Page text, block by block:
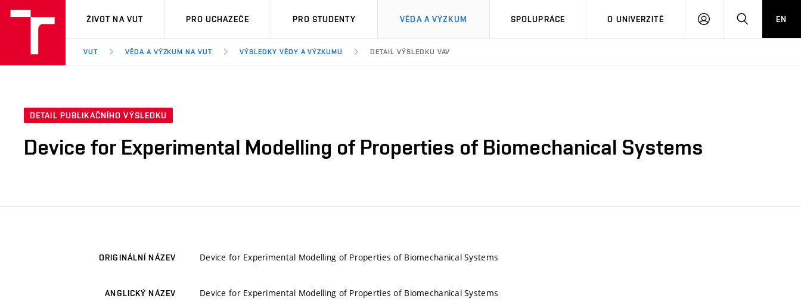
VUT
ŽIVOT NA VUT PRO UCHAZEČE PRO STUDENTY VĚDA A VÝZKUM SPOLUPRÁCE O UNIVERZITĚ
PŘIHLÁSIT HLEDATEN
VUT VĚDA A VÝZKUM NA VUT VÝSLEDKY VĚDY A VÝZKUMU DETAIL VÝSLEDKU VAV
DETAIL PUBLIKAČNÍHO VÝSLEDKU
Device for Experimental Modelling of Properties of Biomechanical Systems
ORIGINÁLNÍ NÁZEV Device for Experimental Modelling of Properties of Biomechanical Systems
ANGLICKÝ NÁZEV Device for Experimental Modelling of Properties of Biomechanical Systems